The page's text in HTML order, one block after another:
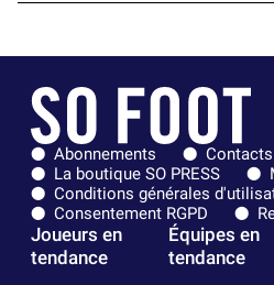
Abonnements
Contacts
La boutique SO PRESS
Conditions générales
Consentement RGPD
Joueurs en
tendance
Équipes en
tendance